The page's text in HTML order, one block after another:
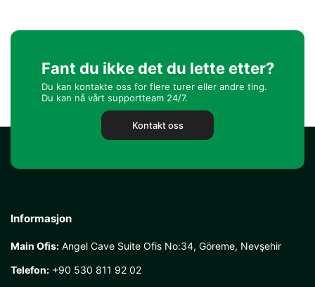
Fant du ikke det du lette etter?
Du kan kontakte oss for flere turer eller andre ting.
Du kan nå vårt supportteam 24/7.
Kontakt oss
Informasjon
Main Ofis: Angel Cave Suite Ofis No:34, Göreme, Nevşehir
Telefon: +90 530 811 92 02